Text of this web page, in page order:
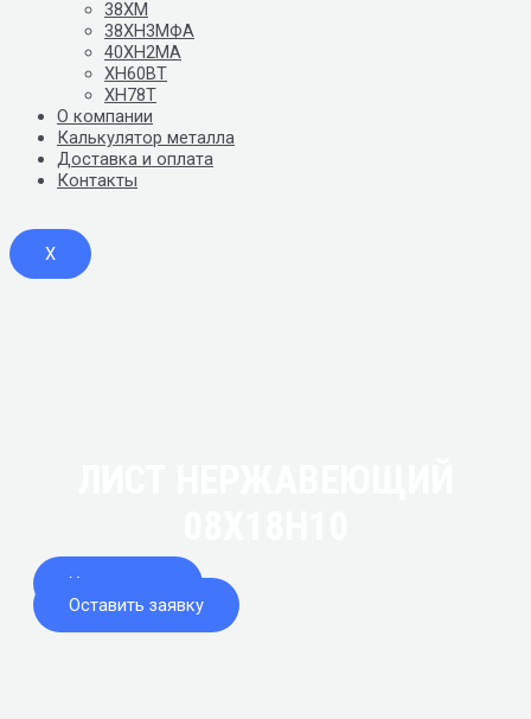
38ХМ
38ХН3МФА
40ХН2МА
ХН60ВТ
ХН78Т
О компании
Калькулятор металла
Доставка и оплата
Контакты
X
Узнать цену
Оставить заявку